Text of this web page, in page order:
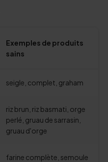
Exemples de produits
sains
seigle, complet, graham
riz brun, riz basmati, orge
perlé, gruau de sarrasin,
gruau d'orge
farine complète, semoule